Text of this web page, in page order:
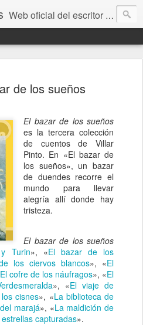
Web oficial del escritor Miguel Ángel Villar Pinto: Cuentos.
de los sueños
El bazar de los sueños
es la tercera colección
de cuentos de Villar
Pinto. En «El bazar de
los sueños», un bazar
de duendes recorre el
mundo para llevar
alegría allí donde hay
tristeza.
El bazar de los sueños
Turin», «El bazar de los
los ciervos blancos», «El
El cofre de los náufragos», «El
», «El viaje de
cisnes», «La biblioteca de
marajá», «La maldición de
estrellas capturadas».